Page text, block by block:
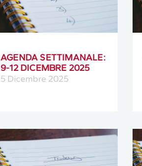
AGENDA SETTIMANALE:
9-12 DICEMBRE 2025
5 Dicembre 2025